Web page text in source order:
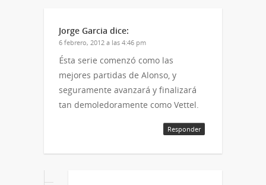
Jorge Garcia dice:
6 febrero, 2012 a las 4:46 pm
Ésta serie comenzó como las
mejores partidas de Alonso, y
seguramente avanzará y finalizará
tan demoledoramente como Vettel.
Responder